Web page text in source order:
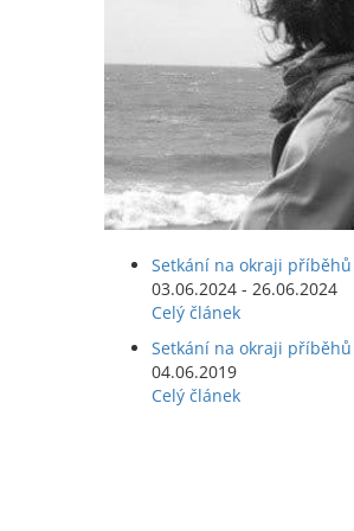
Setkání na okraji
03.06.2024 - 26.06.2024
Celý článek
Setkání na okraji příběhů
04.06.2019
Celý článek